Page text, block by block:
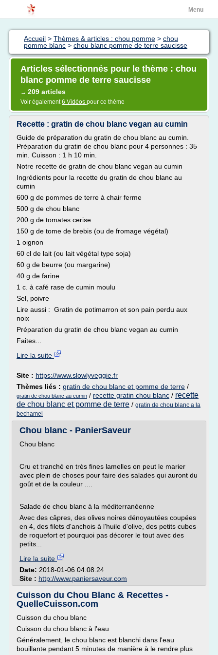
Menu
Accueil > Thèmes & articles : chou pomme > chou
pomme blanc > chou blanc pomme de terre saucisse
Articles sélectionnés pour le thème : chou
blanc pomme de terre saucisse
→ 209 articles
Voir également6 Vidéos pour ce thème
Recette : gratin de chou blanc vegan au cumin
Guide de préparation du gratin de chou blanc au cumin.
Préparation du gratin de chou blanc pour 4 personnes : 35
min. Cuisson : 1 h 10 min.
Notre recette de gratin de chou blanc vegan au cumin
Ingrédients pour la recette du gratin de chou blanc au
cumin
600 g de pommes de terre à chair ferme
500 g de chou blanc
200 g de tomates cerise
150 g de tome de brebis (ou de fromage végétal)
1 oignon
60 cl de lait (ou lait végétal type soja)
60 g de beurre (ou margarine)
40 g de farine
1 c. à café rase de cumin moulu
Sel, poivre
Lire aussi : Gratin de potimarron et son pain perdu aux
noix
Préparation du gratin de chou blanc vegan au cumin
Faites...
Lire la suite
Site : https://www.slowlyveggie.fr
Thèmes liés : gratin de chou blanc et pomme de terre /
gratin de chou blanc au cumin / recette gratin chou blanc / recette
de chou blanc et pomme de terre / gratin de chou blanc a la
bechamel
Chou blanc - PanierSaveur
Chou blanc
Cru et tranché en très fines lamelles on peut le marier
avec plein de choses pour faire des salades qui auront du
goût et de la couleur ....
Salade de chou blanc à la méditerranéenne
Avec des câpres, des olives noires dénoyautées coupées
en 4, des filets d'anchois à l'huile d'olive, des petits cubes
de roquefort et pourquoi pas décorer le tout avec des
petits...
Lire la suite
Date: 2018-01-06 04:08:24
Site : http://www.paniersaveur.com
Cuisson du Chou Blanc & Recettes -
QuelleCuisson.com
Cuisson du chou blanc
Cuisson du chou blanc à l'eau
Généralement, le chou blanc est blanchi dans l'eau
bouillante pendant 5 minutes de manière à le rendre plus